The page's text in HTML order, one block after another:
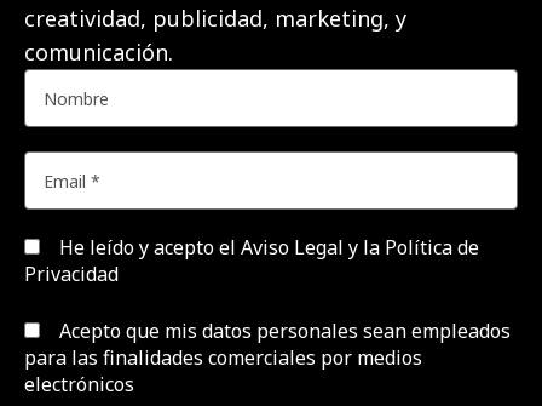
creatividad, publicidad, marketing, y
comunicación.
He leído y acepto el Aviso Legal y la Política de
Privacidad
Acepto que mis datos personales sean empleados
para las finalidades comerciales por medios
electrónicos